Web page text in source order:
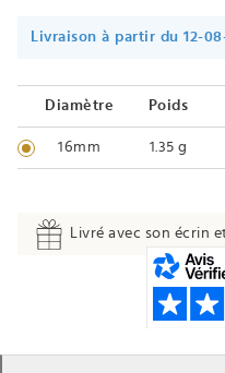
Livraison à partir du 12-
Diamètre Poids
16mm 1.35 g
Livré avec son écrin